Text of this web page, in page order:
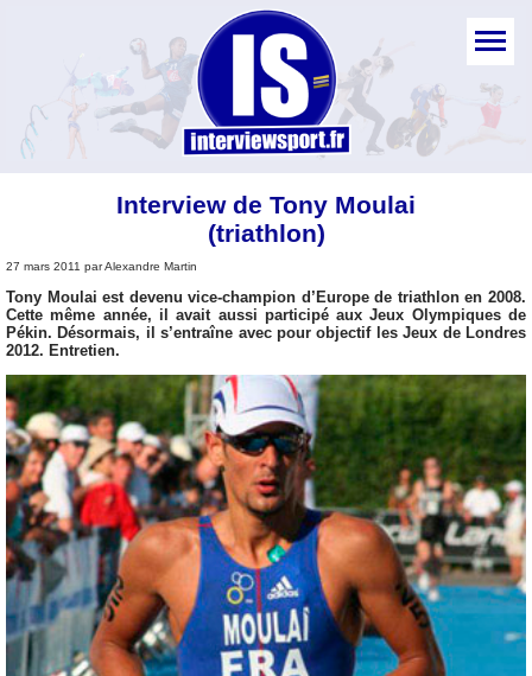
Interview de Tony Moulai
(triathlon)
27 mars 2011 par Alexandre Martin
Tony Moulai est devenu vice-champion d’Europe de triathlon en 2008.
Cette même année, il avait aussi participé aux Jeux Olympiques de
Pékin. Désormais, il s’entraîne avec pour objectif les Jeux de Londres
2012. Entretien.